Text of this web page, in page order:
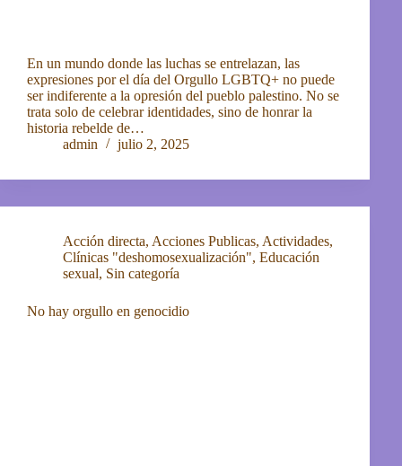
En un mundo donde las luchas se entrelazan, las
expresiones por el día del Orgullo LGBTQ+ no puede
ser indiferente a la opresión del pueblo palestino. No se
trata solo de celebrar identidades, sino de honrar la
historia rebelde de…
admin
julio 2, 2025
Acción directa, Acciones Publicas, Actividades,
Clínicas "deshomosexualización", Educación
sexual, Sin categoría
No hay orgullo en genocidio